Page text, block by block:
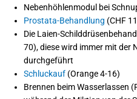
Nebenhöhlenmodul bei
Prostata-Behandlung (CHF
Die Laien-
70), diese wird immer mit der
durchgeführt
Schluckauf(Orange 4-16)
Brennen beim Wasserlassen